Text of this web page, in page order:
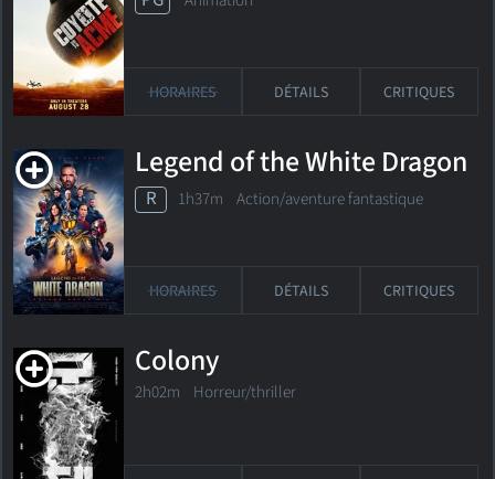
HORAIRES DÉTAILS CRITIQUES
Legend of the White Dragon
R 1h37m Action/aventure fantastique
HORAIRES DÉTAILS CRITIQUES
Colony
2h02m Horreur/thriller